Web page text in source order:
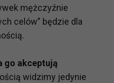
mężczyźnie
celów” będzie dla
go akceptują
widzimy jedynie